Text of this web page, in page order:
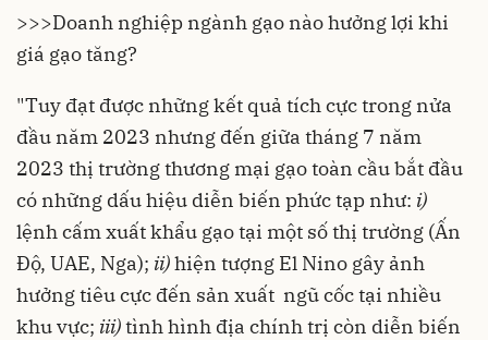
>>>Doanh nghiệp ngành gạo nào hưởng lợi khi
giá gạo tăng?
"Tuy đạt được những kết quả tích cực trong nửa
đầu năm 2023 nhưng đến giữa tháng 7 năm
2023 thị trường thương mại gạo toàn cầu bắt đầu
có những dấu hiệu diễn biến phức tạp như: i)
lệnh cấm xuất khẩu gạo tại một số thị trường (Ấn
Độ, UAE, Nga); ii)hiện tượng El Nino gây ảnh
hưởng tiêu cực đến sản xuất ngũ cốc tại nhiều
khu vực; iii)tình hình địa chính trị còn diễn biến